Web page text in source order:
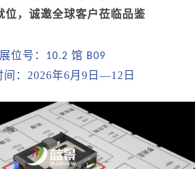
位，诚邀全球客户莅临品鉴
展位号： 10.2 馆 B09
间：2026年6月9日—12日